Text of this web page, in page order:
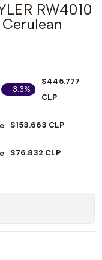
RW4010
- 3.3%
$445.777
CLP
$153.663 CLP
$76.832 CLP